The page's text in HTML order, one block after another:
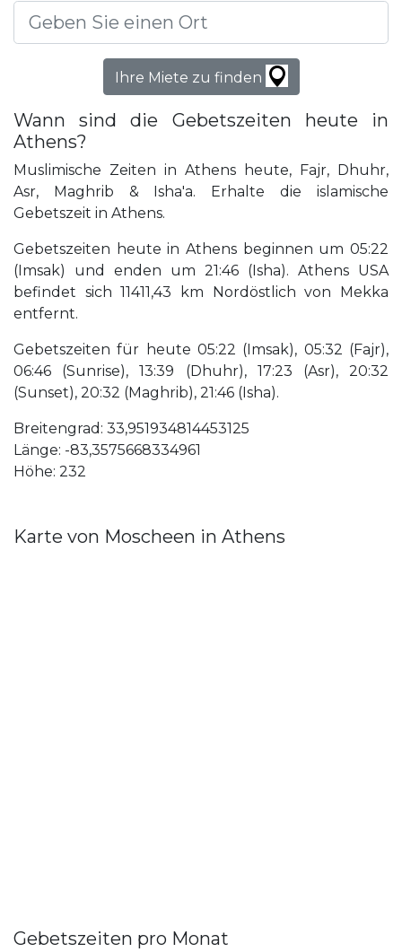
Ihre Miete zu finden
Wann sind die Gebetszeiten heute in
Athens?
Muslimische Zeiten in Athens heute, Fajr, Dhuhr,
Asr, Maghrib & Isha'a. Erhalte die islamische
Gebetszeit in Athens.
Gebetszeiten heute in Athens beginnen um 05:22
(Imsak) und enden um 21:46 (Isha). Athens USA
befindet sich 11411,43 km Nordöstlich von Mekka
entfernt.
Gebetszeiten für heute 05:22 (Imsak), 05:32 (Fajr),
06:46 (Sunrise), 13:39 (Dhuhr), 17:23 (Asr), 20:32
(Sunset), 20:32 (Maghrib), 21:46 (Isha).
Breitengrad: 33,951934814453125
Länge: -83,3575668334961
Höhe: 232
Karte von Moscheen in Athens
Gebetszeiten pro Monat